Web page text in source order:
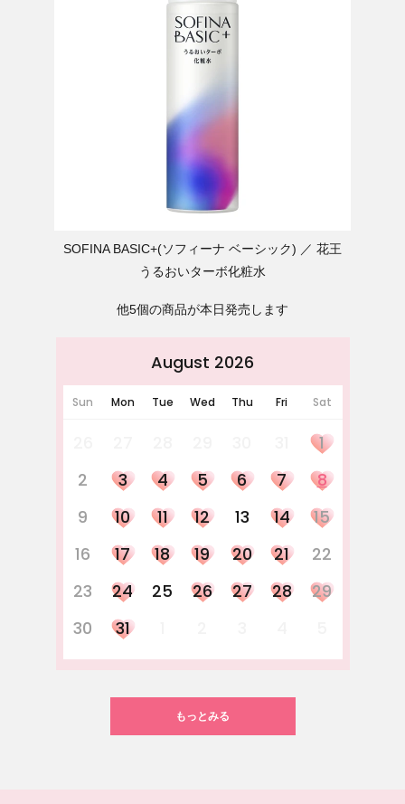
SOFINA BASIC+(ソフィーナ ベーシック)
花王
うるおいターボ化粧水
他5個の商品が本日発売します
August 2026
Sun Mon Tue Wed Thu Fri Sat
1
2
3 4 5 6 7
8
9
10 11 12 13 14
15
16
17 18 19 20 21
22
23
24 25 26 27 28
29
30
31
もっとみる